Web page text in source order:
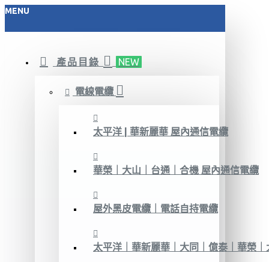
MENU
產品目錄 NEW
電線電纜
太平洋 | 華新麗華 屋內通信電纜
華榮｜大山｜台通｜合機 屋內通信電纜
屋外黑皮電纜｜電話自持電纜
太平洋｜華新麗華｜大同｜億泰｜華榮